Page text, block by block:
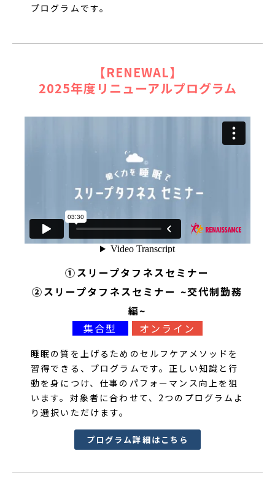
プログラムです。
【RENEWAL】
2025年度リニューアルプログラム
①スリープタフネスセミナー
②スリープタフネスセミナー ~交代制勤務
編~
集合型
オンライン
睡眠の質を上げるためのセルフケアメソッドを
習得できる、プログラムです。正しい知識と行
動を身につけ、仕事のパフォーマンス向上を狙
います。対象者に合わせて、2つのプログラムよ
り選択いただけます。
プログラム詳細はこちら